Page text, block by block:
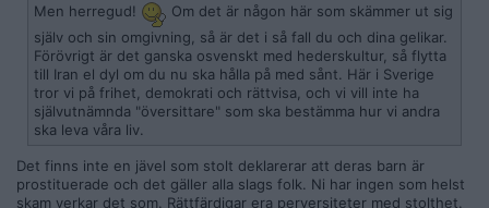
Men herregud!
Om det är någon här som skämmer ut sig
själv och sin omgivning, så är det i så fall du och dina gelikar.
Förövrigt är det ganska osvenskt med hederskultur, så flytta
till Iran el dyl om du nu ska hålla på med sånt. Här i Sverige
tror vi på frihet, demokrati och rättvisa, och vi vill inte ha
självutnämnda "översittare" som ska bestämma hur vi andra
ska leva våra liv.
Det finns inte en jävel som stolt deklarerar att deras barn är
prostituerade och det gäller alla slags folk. Ni har ingen som helst
skam verkar det som. Rättfärdigar era perversiteter med stolthet.